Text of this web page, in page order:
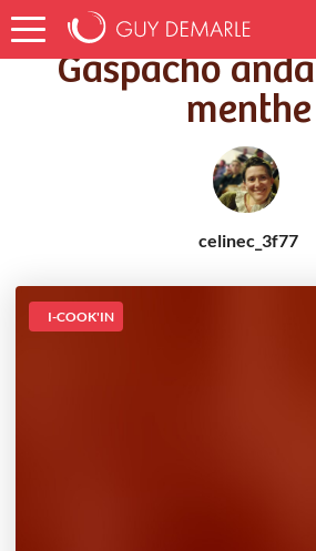
Accueil Recettes Gaspacho
Gaspacho
menthe
celinec_3f77
I-COOK'IN